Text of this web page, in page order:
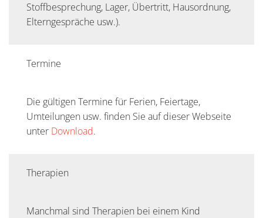
Stoffbesprechung, Lager, Übertritt, Hausordnung,
Elterngespräche usw.).
Termine
Die gültigen Termine für Ferien, Feiertage,
Umteilungen usw. finden Sie auf dieser Webseite
unter Download.
Therapien
Manchmal sind Therapien bei einem Kind